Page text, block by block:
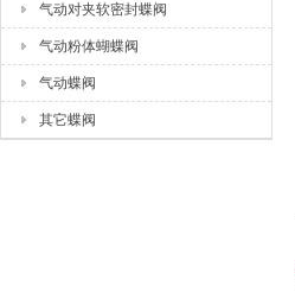
气动对夹软密封蝶阀
气动粉体蝴蝶阀
气动蝶阀
其它蝶阀